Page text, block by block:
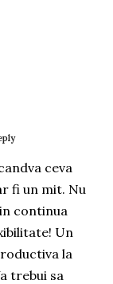
ceva
fi un mit. Nu
continua
Un
la
trebui sa